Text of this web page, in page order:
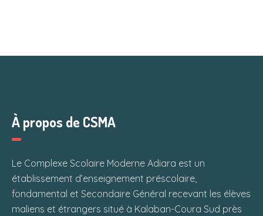
À propos de CSMA
Le Complexe Scolaire Moderne Adiara est un
établissement d’enseignement préscolaire,
fondamental et Secondaire Général recevant les élèves
maliens et étrangers situé à Kalaban-Coura Sud près